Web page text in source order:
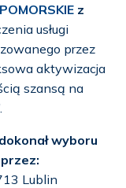
z
usługi
przez
aktywizacja
szansą na
wyboru
Lublin